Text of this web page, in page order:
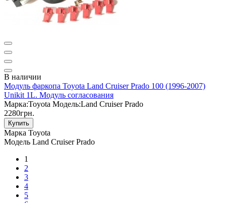
В наличии
Модуль фаркопа Toyota Land Cruiser Prado 100 (1996-2007)
Unikit 1L. Модуль согласования
Марка:Toyota Модель:Land Cruiser Prado
2280грн.
Купить
Марка Toyota
Модель Land Cruiser Prado
1
2
3
4
5